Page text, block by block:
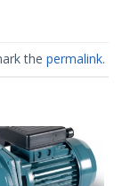
the permalink.